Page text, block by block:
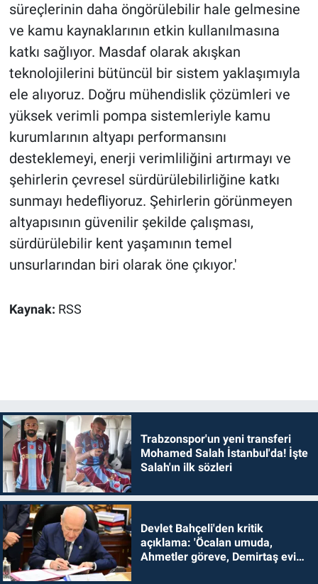
süreçlerinin daha öngörülebilir hale gelmesine
ve kamu kaynaklarının etkin kullanılmasına
katkı sağlıyor. Masdaf olarak akışkan
teknolojilerini bütüncül bir sistem yaklaşımıyla
ele alıyoruz. Doğru mühendislik çözümleri ve
yüksek verimli pompa sistemleriyle kamu
kurumlarının altyapı performansını
desteklemeyi, enerji verimliliğini artırmayı ve
şehirlerin çevresel sürdürülebilirliğine katkı
sunmayı hedefliyoruz. Şehirlerin görünmeyen
altyapısının güvenilir şekilde çalışması,
sürdürülebilir kent yaşamının temel
unsurlarından biri olarak öne çıkıyor.'
Kaynak: RSS
Trabzonspor'un yeni transferi
Mohamed Salah İstanbul'da! İşte
Salah'ın ilk sözleri
Devlet Bahçeli'den kritik
açıklama: 'Öcalan umuda,
Ahmetler göreve, Demirtaş evine